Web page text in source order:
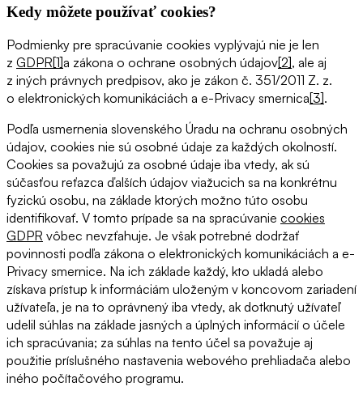
Kedy môžete používať cookies?
Podmienky pre spracúvanie cookies vyplývajú nie je len
z GDPR[1]a zákona o ochrane osobných údajov[2], ale aj
z iných právnych predpisov, ako je zákon č. 351/2011 Z. z.
o elektronických komunikáciách a e-Privacy smernica[3].
Podľa usmernenia slovenského Úradu na ochranu osobných
údajov, cookies nie sú osobné údaje za každých okolností.
Cookies sa považujú za osobné údaje iba vtedy, ak sú
súčasťou reťazca ďalších údajov viažucich sa na konkrétnu
fyzickú osobu, na základe ktorých možno túto osobu
identifikovať. V tomto prípade sa na spracúvanie cookies
GDPR vôbec nevzťahuje. Je však potrebné dodržať
povinnosti podľa zákona o elektronických komunikáciách a e-
Privacy smernice. Na ich základe každý, kto ukladá alebo
získava prístup k informáciám uloženým v koncovom zariadení
užívateľa, je na to oprávnený iba vtedy, ak dotknutý užívateľ
udelil súhlas na základe jasných a úplných informácií o účele
ich spracúvania; za súhlas na tento účel sa považuje aj
použitie príslušného nastavenia webového prehliadača alebo
iného počítačového programu.